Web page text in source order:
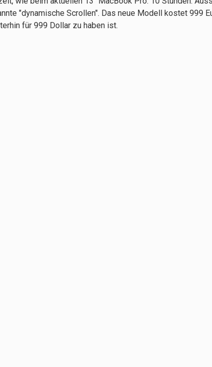
"dynamische Scrollen". Das neue Modell kostet 999
für 999 Dollar zu haben ist.